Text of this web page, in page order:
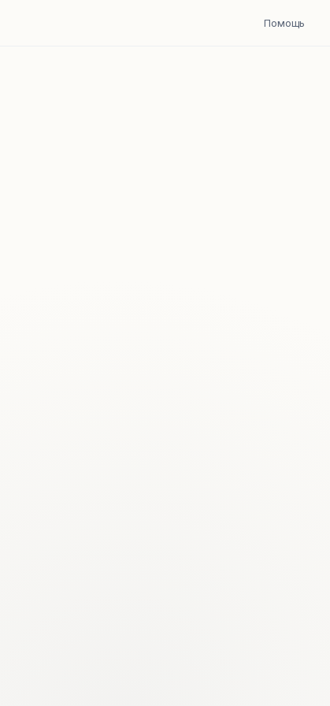
Помощь